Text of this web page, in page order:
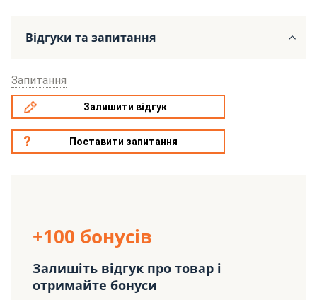
Відгуки та запитання
Запитання
Залишити відгук
Поставити запитання
+100 бонусів
Залишіть відгук про товар і
отримайте бонуси